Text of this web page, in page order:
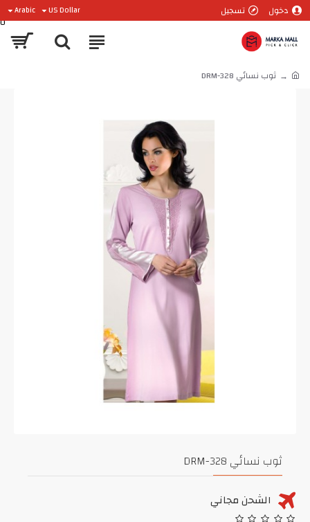
دخول تسجيل US Dollar
Arabic
0
ثوب نسائي DRM-328
ثوب نسائي DRM-328
الشحن مجاني